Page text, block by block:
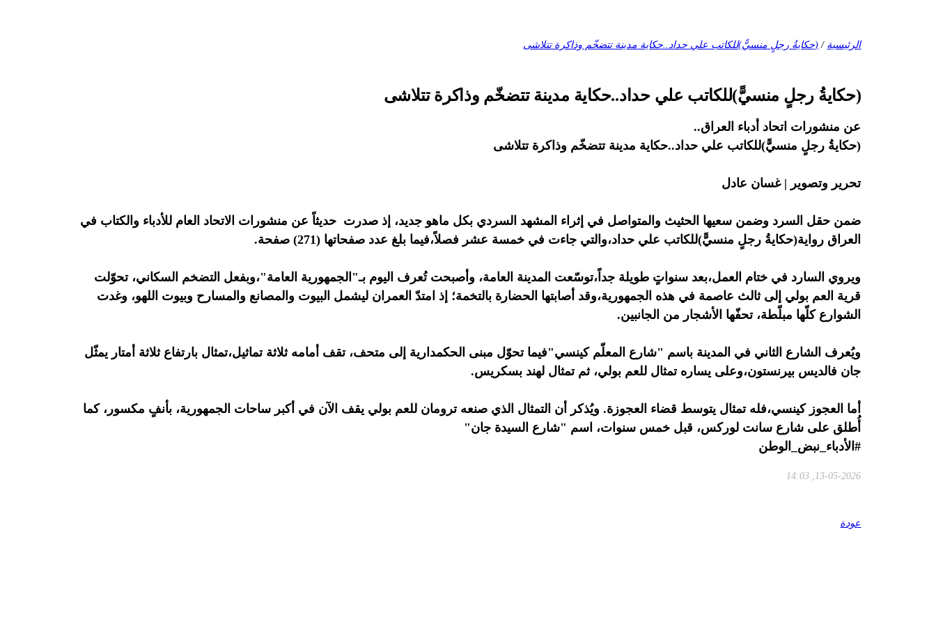
الرئيسية / (حكايةُ رجلٍ منسيًّ)للكاتب علي حداد..حكاية مدينة تتضخّم وذاكرة تتلاشى
(حكايةُ رجلٍ منسيًّ)للكاتب علي حداد..حكاية مدينة تتضخّم وذاكرة تتلاشى
عن منشورات اتحاد أدباء العراق..
(حكايةُ رجلٍ منسيًّ)للكاتب علي حداد..حكاية مدينة تتضخّم وذاكرة تتلاشى
تحرير وتصوير | غسان عادل
ضمن حقل السرد وضمن سعيها الحثيث والمتواصل في إثراء المشهد السردي بكل ماهو جديد، إذ صدرت حديثاً عن منشورات الاتحاد العام للأدباء والكتاب في
العراق رواية(حكايةُ رجلٍ منسيًّ)للكاتب علي حداد،والتي جاءت في خمسة عشر فصلاً،فيما بلغ عدد صفحاتها (271) صفحة.
ويروي السارد في ختام العمل،بعد سنواتٍ طويلة جداً،توسّعت المدينة العامة، وأصبحت تُعرف اليوم بـ"الجمهورية العامة"،وبفعل التضخم السكاني، تحوّلت
قرية العم بولي إلى ثالث عاصمة في هذه الجمهورية،وقد أصابتها الحضارة بالتخمة؛ إذ امتدّ العمران ليشمل البيوت والمصانع والمسارح وبيوت اللهو، وغدت
الشوارع كلّها مبلّطة، تحفّها الأشجار من الجانبين.
ويُعرف الشارع الثاني في المدينة باسم "شارع المعلّم كينسي"فيما تحوّل مبنى الحكمدارية إلى متحف، تقف أمامه ثلاثة تماثيل،تمثال بارتفاع ثلاثة أمتار يمثّل
جان فالديس بيرنستون،وعلى يساره تمثال للعم بولي، ثم تمثال لهند بسكريس.
أما العجوز كينسي،فله تمثال يتوسط قضاء العجوزة. ويُذكر أن التمثال الذي صنعه ترومان للعم بولي يقف الآن في أكبر ساحات الجمهورية، بأنفٍ مكسور، كما
أُطلق على شارع سانت لوركس، قبل خمس سنوات، اسم "شارع السيدة جان"
#الأدباء_نبض_الوطن
13-05-2026, 14:03
عودة